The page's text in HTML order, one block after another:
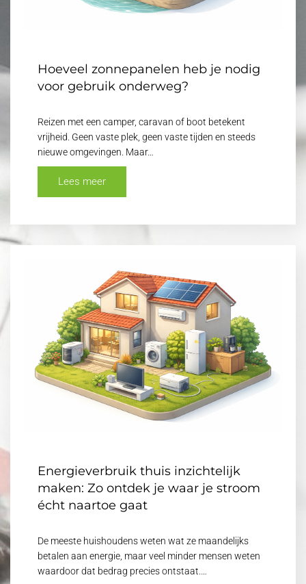
Hoeveel zonnepanelen heb je nodig
voor gebruik onderweg?
Reizen met een camper, caravan of boot betekent
vrijheid. Geen vaste plek, geen vaste tijden en steeds
nieuwe omgevingen. Maar…
Lees meer
Energieverbruik thuis inzichtelijk
maken: Zo ontdek je waar je stroom
écht naartoe gaat
De meeste huishoudens weten wat ze maandelijks
betalen aan energie, maar veel minder mensen weten
waardoor dat bedrag precies ontstaat.…